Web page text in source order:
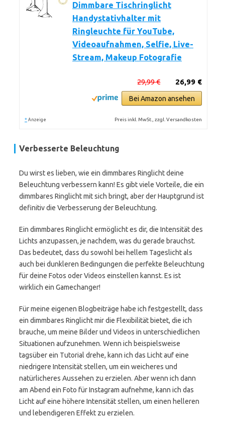
Dimmbare Tischringlicht
Handystativhalter mit
Ringleuchte für YouTube,
Videoaufnahmen, Selfie, Live-
Stream, Makeup Fotografie
26,99 €
29,99 €
Bei Amazon ansehen
* Anzeige Preis inkl. MwSt., zzgl. Versandkosten
Verbesserte Beleuchtung
Du wirst es lieben, wie ein dimmbares Ringlicht deine
Beleuchtung verbessern kann! Es gibt viele Vorteile, die ein
dimmbares Ringlicht mit sich bringt, aber der Hauptgrund ist
definitiv die Verbesserung der Beleuchtung.
Ein dimmbares Ringlicht ermöglicht es dir, die Intensität des
Lichts anzupassen, je nachdem, was du gerade brauchst.
Das bedeutet, dass du sowohl bei hellem Tageslicht als
auch bei dunkleren Bedingungen die perfekte Beleuchtung
für deine Fotos oder Videos einstellen kannst. Es ist
wirklich ein Gamechanger!
Für meine eigenen Blogbeiträge habe ich festgestellt, dass
ein dimmbares Ringlicht mir die Flexibilität bietet, die ich
brauche, um meine Bilder und Videos in unterschiedlichen
Situationen aufzunehmen. Wenn ich beispielsweise
tagsüber ein Tutorial drehe, kann ich das Licht auf eine
niedrigere Intensität stellen, um ein weicheres und
natürlicheres Aussehen zu erzielen. Aber wenn ich dann
am Abend ein Foto für Instagram aufnehme, kann ich das
Licht auf eine höhere Intensität stellen, um einen helleren
und lebendigeren Effekt zu erzielen.